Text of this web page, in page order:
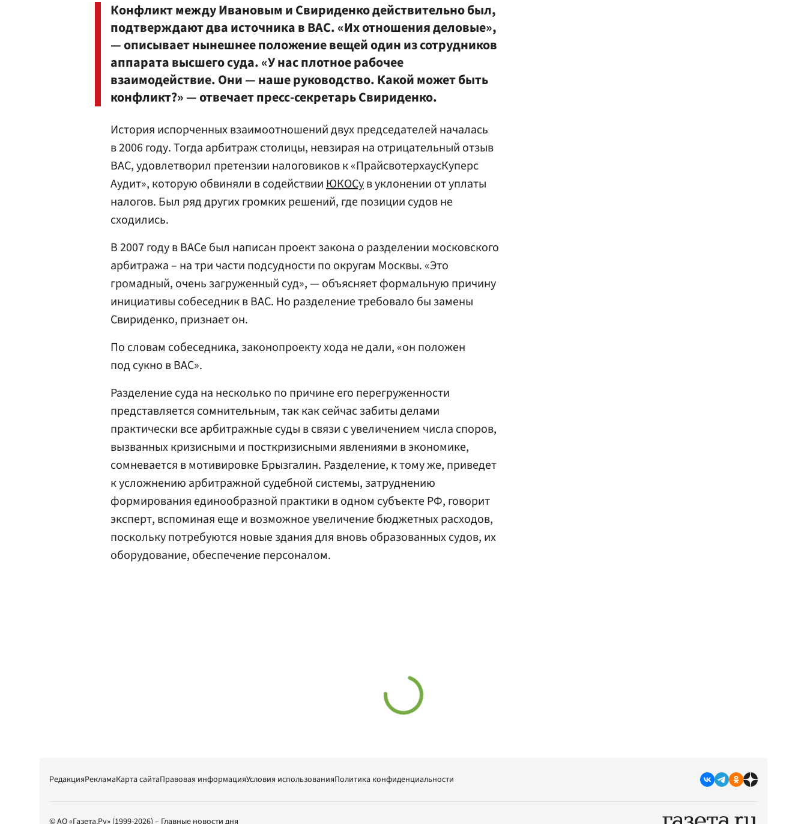
Конфликт между Ивановым и Свириденко действительно был,
подтверждают два источника в ВАС. «Их отношения деловые»,
— описывает нынешнее положение вещей один из сотрудников
аппарата высшего суда. «У нас плотное рабочее
взаимодействие. Они — наше руководство. Какой может быть
конфликт?» — отвечает пресс-секретарь Свириденко.
История испорченных взаимоотношений двух председателей началась
в 2006 году. Тогда арбитраж столицы, невзирая на отрицательный отзыв
ВАС, удовлетворил претензии налоговиков к «ПрайсвотерхаусКуперс
Аудит», которую обвиняли в содействииЮКОСув уклонении от уплаты
налогов. Был ряд других громких решений, где позиции судов не
сходились.
В 2007 году в ВАСе был написан проект закона о разделении московского
арбитража – на три части подсудности по округам Москвы. «Это
громадный, очень загруженный суд», — объясняет формальную причину
инициативы собеседник в ВАС. Но разделение требовало бы замены
Свириденко, признает он.
По словам собеседника, законопроекту хода не дали, «он положен
под сукно в ВАС».
Разделение суда на несколько по причине его перегруженности
представляется сомнительным, так как сейчас забиты делами
практически все арбитражные суды в связи с увеличением числа споров,
вызванных кризисными и посткризисными явлениями в экономике,
сомневается в мотивировке Брызгалин. Разделение, к тому же, приведет
к усложнению арбитражной судебной системы, затруднению
формирования единообразной практики в одном субъекте РФ, говорит
эксперт, вспоминая еще и возможное увеличение бюджетных расходов,
поскольку потребуются новые здания для вновь образованных судов, их
оборудование, обеспечение персоналом.
РедакцияРекламаКарта сайтаПравовая информацияУсловия использованияПолитика конфиденциальности
© АО «Газета.Ру» (1999-2026) – Главные новости дня